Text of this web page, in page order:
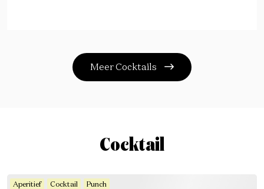
Meer Cocktails
Cocktail
Aperitief Cocktail Punch